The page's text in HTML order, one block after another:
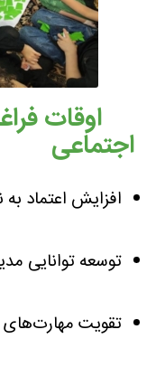
اوقات
اجتماعی
افزایش اعتماد
توسعه توانایی
تقویت مهارت‌های